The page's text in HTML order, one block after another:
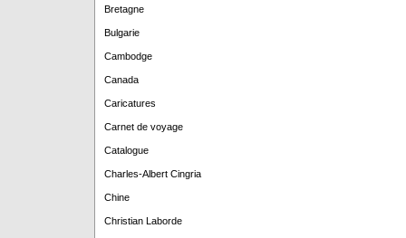
Bretagne
Bulgarie
Cambodge
Canada
Caricatures
Carnet de voyage
Catalogue
Charles-Albert Cingria
Chine
Christian Laborde